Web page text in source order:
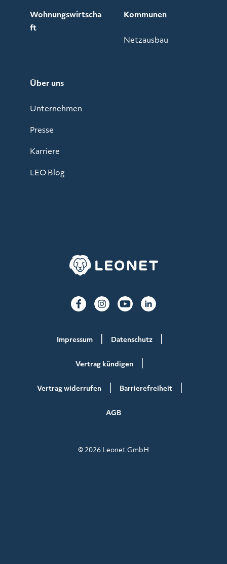
Wohnungswirtscha
ft
Kommunen
Netzausbau
Über uns
Unternehmen
Presse
Karriere
LEO Blog
Impressum Datenschutz
Vertrag kündigen
Vertrag widerrufen Barrierefreiheit
AGB
© 2026 Leonet GmbH